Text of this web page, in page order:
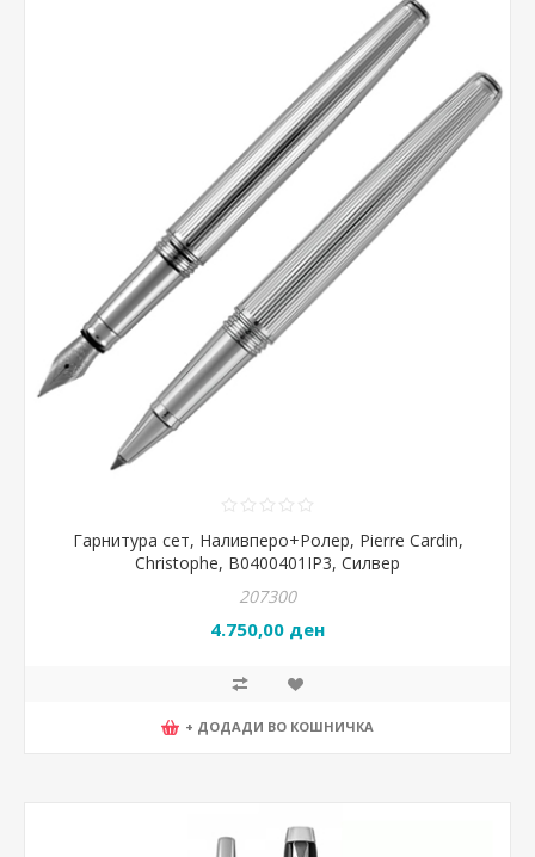
Гарнитура сет, Наливперо+Ролер, Pierre Cardin,
Christophe, B0400401IP3, Силвер
207300
4.750,00 ден
+ ДОДАДИ ВО КОШНИЧКА